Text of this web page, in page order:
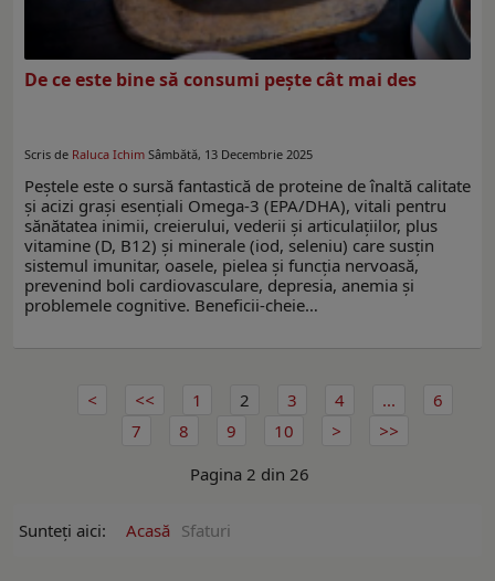
De ce este bine să consumi pește cât mai des
Scris de Raluca Ichim Sâmbătă, 13 Decembrie 2025
Peștele este o sursă fantastică de proteine de înaltă calitate
și acizi grași esențiali Omega-3 (EPA/DHA), vitali pentru
sănătatea inimii, creierului, vederii și articulațiilor, plus
vitamine (D, B12) și minerale (iod, seleniu) care susțin
sistemul imunitar, oasele, pielea și funcția nervoasă,
prevenind boli cardiovasculare, depresia, anemia și
problemele cognitive. Beneficii-cheie…
1 2 3 4 ...
6
7
8 9
10
Pagina 2 din 26
Sunteți aici: Acasă Sfaturi